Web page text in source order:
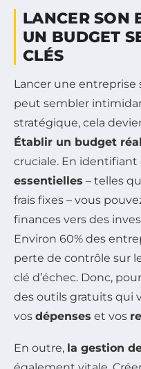
LANCER SON
UN BUDGET
CLÉS
Lancer une
peut sembler
stratégique, cela
Établir un budget
cruciale. En
essentielles – telles
frais fixes – vous
finances vers des
Environ 60% des
perte de contrôle sur
clé d’échec. Donc,
des outils gratuits qui
vos dépenses et vos
En outre, la gestion